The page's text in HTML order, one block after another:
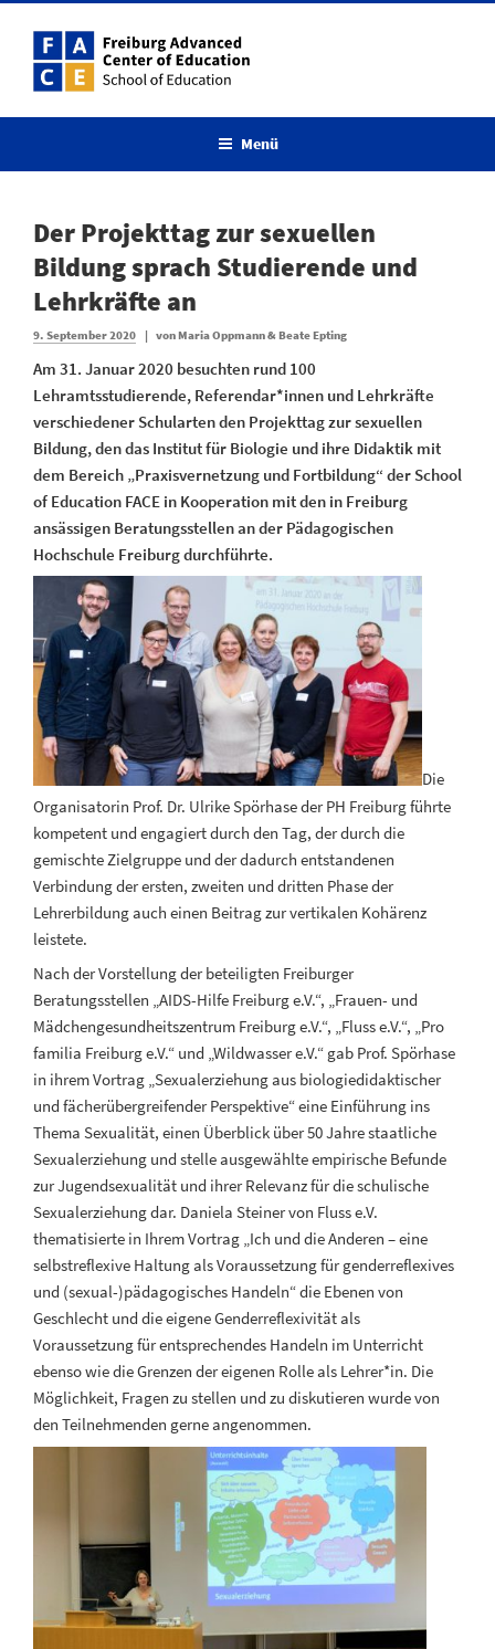
Inhalt
springen
Menü
Der Projekttag zur sexuellen
Bildung sprach Studierende und
Lehrkräfte an
Veröffentlicht
9. September 2020 | vonMaria Oppmann & Beate Epting
Am 31. Januar 2020 besuchten rund 100
Lehramtsstudierende, Referendar*innen und Lehrkräfte
verschiedener Schularten den Projekttag zur sexuellen
Bildung, den das Institut für Biologie und ihre Didaktik mit
dem Bereich „Praxisvernetzung und Fortbildung“ der School
of Education FACE in Kooperation mit den in Freiburg
ansässigen Beratungsstellen an der Pädagogischen
Hochschule Freiburg durchführte.
Die
Organisatorin Prof. Dr. Ulrike Spörhase der PH Freiburg führte
kompetent und engagiert durch den Tag, der durch die
gemischte Zielgruppe und der dadurch entstandenen
Verbindung der ersten, zweiten und dritten Phase der
Lehrerbildung auch einen Beitrag zur vertikalen Kohärenz
leistete.
Nach der Vorstellung der beteiligten Freiburger
Beratungsstellen „AIDS-Hilfe Freiburg e.V.“, „Frauen- und
Mädchengesundheitszentrum Freiburg e.V.“, „Fluss e.V.“, „Pro
familia Freiburg e.V.“ und „Wildwasser e.V.“ gab Prof. Spörhase
in ihrem Vortrag „Sexualerziehung aus biologiedidaktischer
und fächerübergreifender Perspektive“ eine Einführung ins
Thema Sexualität, einen Überblick über 50 Jahre staatliche
Sexualerziehung und stelle ausgewählte empirische Befunde
zur Jugendsexualität und ihrer Relevanz für die schulische
Sexualerziehung dar. Daniela Steiner von Fluss e.V.
thematisierte in Ihrem Vortrag „Ich und die Anderen – eine
selbstreflexive Haltung als Voraussetzung für genderreflexives
und (sexual-)pädagogisches Handeln“ die Ebenen von
Geschlecht und die eigene Genderreflexivität als
Voraussetzung für entsprechendes Handeln im Unterricht
ebenso wie die Grenzen der eigenen Rolle als Lehrer*in. Die
Möglichkeit, Fragen zu stellen und zu diskutieren wurde von
den Teilnehmenden gerne angenommen.